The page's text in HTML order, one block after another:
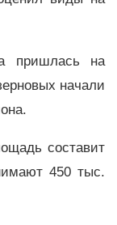
пришлась на
начали
составит
450 тыс.